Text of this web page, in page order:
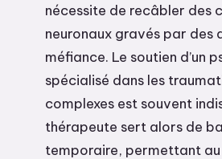
nécessite de recâbler des
neuronaux gravés par des
méfiance. Le soutien d’un
spécialisé dans les
complexes est souvent
thérapeute sert alors de
temporaire, permettant